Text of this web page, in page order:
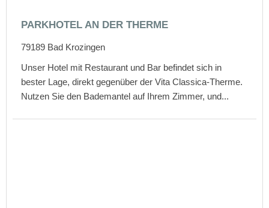
PARKHOTEL AN DER THERME
79189 Bad Krozingen
Unser Hotel mit Restaurant und Bar befindet sich in
bester Lage, direkt gegenüber der Vita Classica-Therme.
Nutzen Sie den Bademantel auf Ihrem Zimmer, und...